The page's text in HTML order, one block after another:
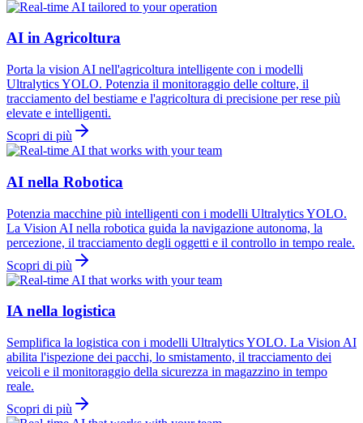
AI in Agricoltura
Porta la vision AI nell'agricoltura intelligente con i modelli
Ultralytics YOLO. Potenzia il monitoraggio delle colture, il
tracciamento del bestiame e l'agricoltura di precisione per rese più
elevate e intelligenti.
Scopri di più
AI nella Robotica
Potenzia macchine più intelligenti con i modelli Ultralytics YOLO.
La Vision AI nella robotica guida la navigazione autonoma, la
percezione, il tracciamento degli oggetti e il controllo in tempo reale.
Scopri di più
IA nella logistica
Semplifica la logistica con i modelli Ultralytics YOLO. La Vision AI
abilita l'ispezione dei pacchi, lo smistamento, il tracciamento dei
veicoli e il monitoraggio della sicurezza in magazzino in tempo
reale.
Scopri di più